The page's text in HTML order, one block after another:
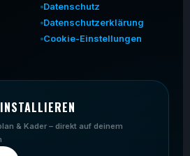
Datenschutz
Datenschutzerklärung
Cookie-Einstellungen
& Kader – direkt auf deinem